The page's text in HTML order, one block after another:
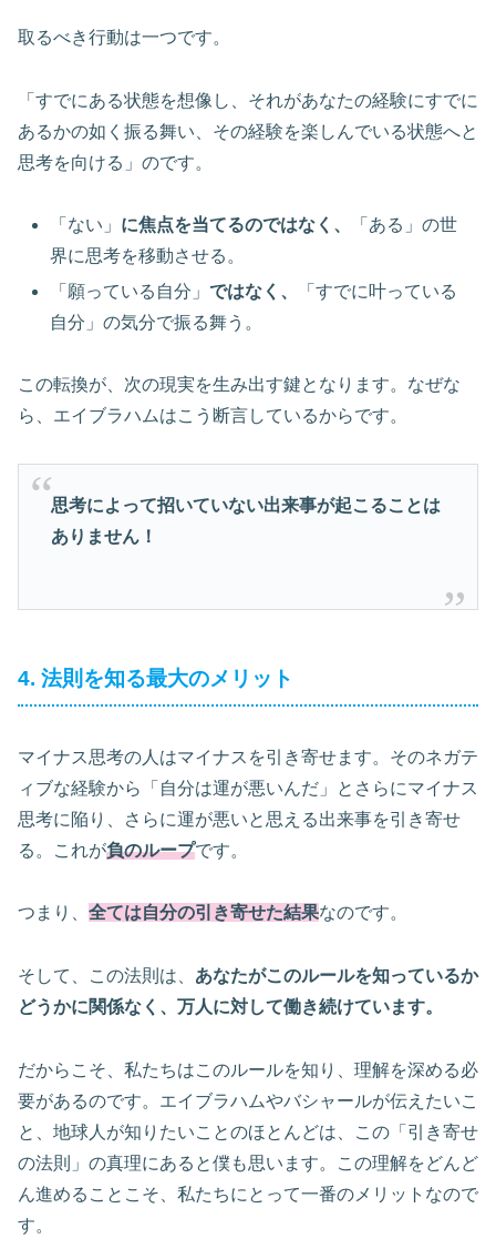
取るべき行動は一つです。
「すでにある状態を想像し、それがあなたの経験にすでに
あるかの如く振る舞い、その経験を楽しんでいる状態へと
思考を向ける」のです。
「ない」 に焦点を当てるのではなく、
「ある」の世
界に思考を移動させる。
「願っている自分」ではなく、
「すでに叶っている
自分」の気分で振る舞う。
この転換が、次の現実を生み出す鍵となります。なぜな
ら、エイブラハムはこう断言しているからです。
思考によって招いていない出来事が起こることは
ありません！
4. 法則を知る最大のメリット
マイナス思考の人はマイナスを引き寄せます。そのネガテ
ィブな経験から「自分は運が悪いんだ」とさらにマイナス
思考に陥り、さらに運が悪いと思える出来事を引き寄せ
る。これが負のループです。
つまり、 全ては自分の引き寄せた結果なのです。
そして、この法則は、 あなたがこのルールを知っているか
どうかに関係なく、万人に対して働き続けています。
だからこそ、私たちはこのルールを知り、理解を深める必
要があるのです。エイブラハムやバシャールが伝えたいこ
と、地球人が知りたいことのほとんどは、この「引き寄せ
の法則」の真理にあると僕も思います。この理解をどんど
ん進めることこそ、私たちにとって一番のメリットなので
す。